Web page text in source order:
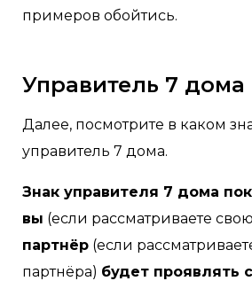
примеров обойтись.
Управитель 7 дома
Далее, посмотрите в каком
управитель 7 дома.
Знак управителя 7 дома
вы (если рассматриваете
партнёр (если
партнёра) будет проявлять